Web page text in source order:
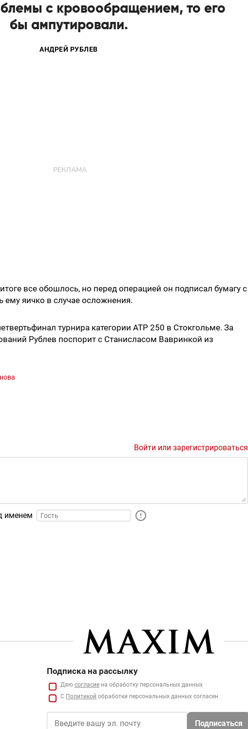
с кровообращением, то его
бы ампутировали.
АНДРЕЙ РУБЛЕВ
все обошлось, но перед операцией он подписал бумагу с
яичко в случае осложнения.
турнира категории ATP 250 в Стокгольме. За
Рублев поспорит с Станисласом Вавринкой из
Войти или зарегистрироваться
именем
Подписка на рассылку
Даю согласие на обработку персональных данных
С Политикой обработки персональных данных согласен
Подписаться